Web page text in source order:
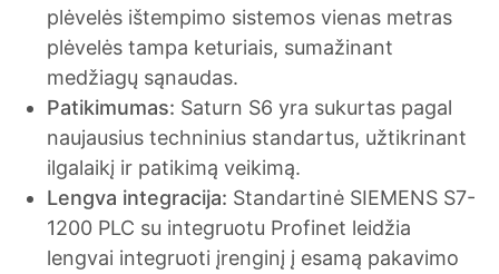
plėvelės ištempimo sistemos vienas metras
plėvelės tampa keturiais, sumažinant
medžiagų sąnaudas.
Patikimumas: Saturn S6 yra sukurtas pagal
naujausius techninius standartus, užtikrinant
ilgalaikį ir patikimą veikimą.
Lengva integracija: Standartinė SIEMENS S7-
1200 PLC su integruotu Profinet leidžia
lengvai integruoti įrenginį į esamą pakavimo